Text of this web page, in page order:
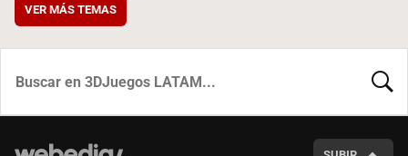
VER MÁS TEMAS